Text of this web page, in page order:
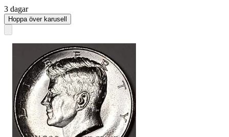
3 dagar
Hoppa över karusell